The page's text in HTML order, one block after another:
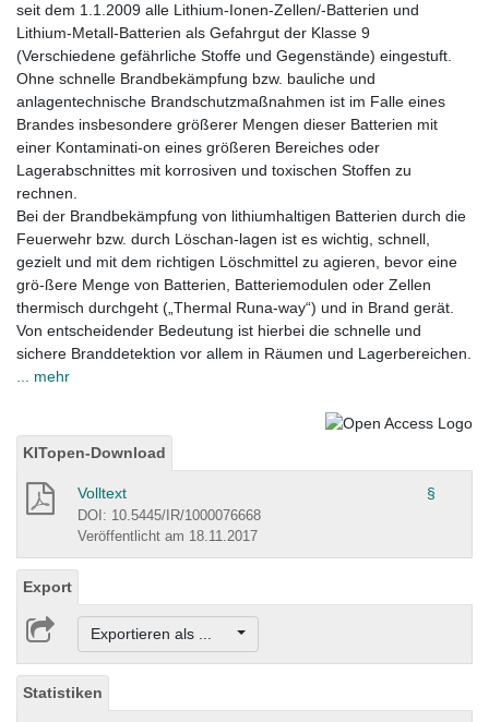
seit dem 1.1.2009 alle Lithium-Ionen-Zellen/-Batterien und
Lithium-Metall-Batterien als Gefahrgut der Klasse 9
(Verschiedene gefährliche Stoffe und Gegenstände) eingestuft.
Ohne schnelle Brandbekämpfung bzw. bauliche und
anlagentechnische Brandschutzmaßnahmen ist im Falle eines
Brandes insbesondere größerer Mengen dieser Batterien mit
einer Kontaminati-on eines größeren Bereiches oder
Lagerabschnittes mit korrosiven und toxischen Stoffen zu
rechnen.
Bei der Brandbekämpfung von lithiumhaltigen Batterien durch die
Feuerwehr bzw. durch Löschan-lagen ist es wichtig, schnell,
gezielt und mit dem richtigen Löschmittel zu agieren, bevor eine
grö-ßere Menge von Batterien, Batteriemodulen oder Zellen
thermisch durchgeht („Thermal Runa-way“) und in Brand gerät.
Von entscheidender Bedeutung ist hierbei die schnelle und
sichere Branddetektion vor allem in Räumen und Lagerbereichen.
... mehr
KITopen-Download
Volltext §
DOI: 10.5445/IR/1000076668
Veröffentlicht am 18.11.2017
Export
Exportieren als ...
Statistiken